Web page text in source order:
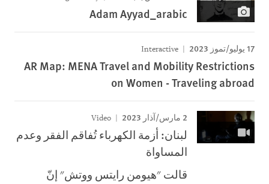
Adam Ayyad_arabic
17 يوليو/تموز 2023
AR Map: MENA Travel and Mobility Restrictions
on Women - Traveling abroad
2 مارس/آذار 2023
لبنان: أزمة الكهرباء تُفاقم الفقر وعدم
المساواة
قالت "هيومن رايتس ووتش" إنّ